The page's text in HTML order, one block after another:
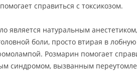
справиться с токсикозом.
является натуральным
боли, просто втирая в
Розмарин помогает
синдромом, вызванным